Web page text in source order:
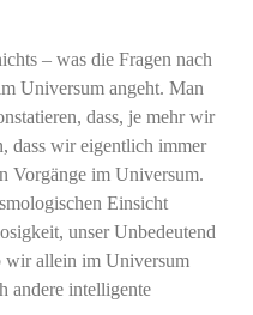
– was die Fragen nach
Universum angeht. Man
dass, je mehr wir
dass wir eigentlich immer
Vorgänge im Universum.
Einsicht
unser Unbedeutend
wir allein im Universum
andere intelligente